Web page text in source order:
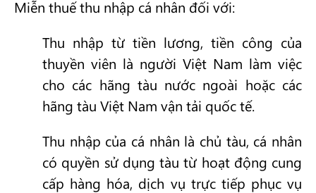
Miễn thuế thu nhập cá nhân đối với:
Thu nhập từ tiền lương, tiền công của
thuyền viên là người Việt Nam làm việc
cho các hãng tàu nước ngoài hoặc các
hãng tàu Việt Nam vận tải quốc tế.
Thu nhập của cá nhân là chủ tàu, cá nhân
có quyền sử dụng tàu từ hoạt động cung
cấp hàng hóa, dịch vụ trực tiếp phục vụ